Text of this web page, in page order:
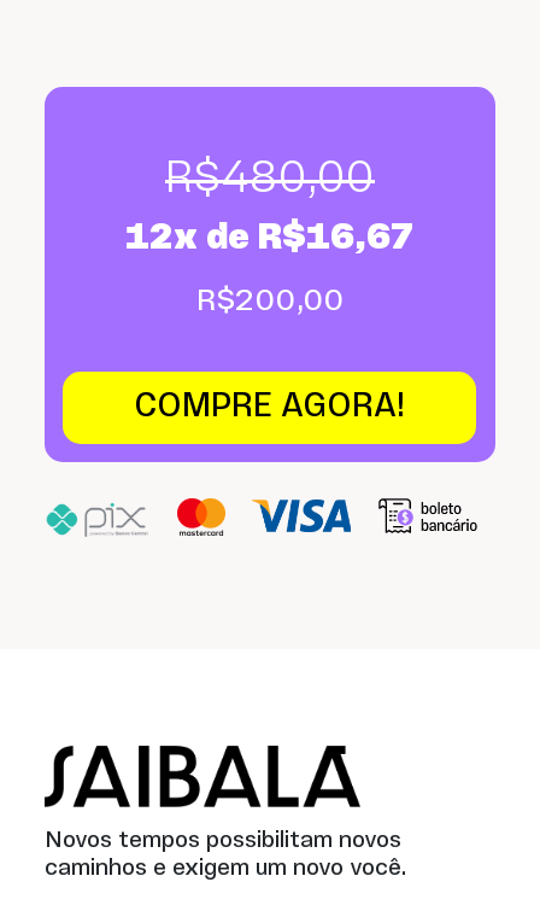
R$480,00
12x de R$16,67
R$200,00
COMPRE AGORA!
Saibalá
Novos tempos possibilitam novos
caminhos e exigem um novo você.